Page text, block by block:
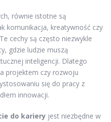
równie istotne są
komunikacja, kreatywność czy
cechy są często niezwykle
gdzie ludzie muszą
inteligencji. Dlatego
projektem czy rozwoju
się do pracy z
innowacji.
do kariery jest niezbędne w